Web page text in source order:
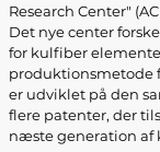
Research Center"
Det nye center
for kulfiber
produktionsmetode
er udviklet på den
flere patenter, der
næste generation af